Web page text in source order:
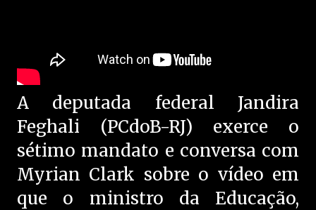
A deputada federal Jandira
Feghali (PCdoB-RJ) exerce o
sétimo mandato e conversa com
Myrian Clark sobre o vídeo em
que o ministro da Educação,